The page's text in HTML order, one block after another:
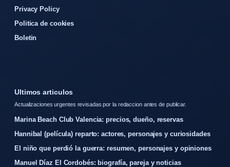
Privacy Policy
Politica de cookies
Boletin
Ultimos articulos
Actualizaciones urgentes revisadas por la redaccion antes de publicar.
Marina Beach Club Valencia: precios, dueño, reservas
Hannibal (película) reparto: actores, personajes y curiosidades
El niño que perdió la guerra: resumen, personajes y opiniones
Manuel Díaz El Cordobés: biografía, pareja y noticias